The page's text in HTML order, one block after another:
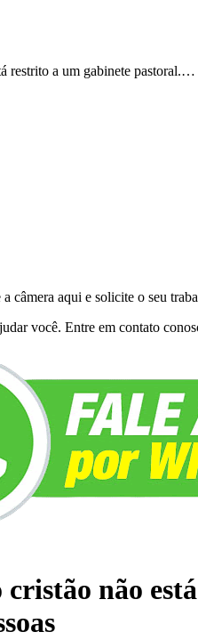
restrito a um gabinete pastoral.…
câmera aqui e solicite o seu
você. Entre em contato
cristão não